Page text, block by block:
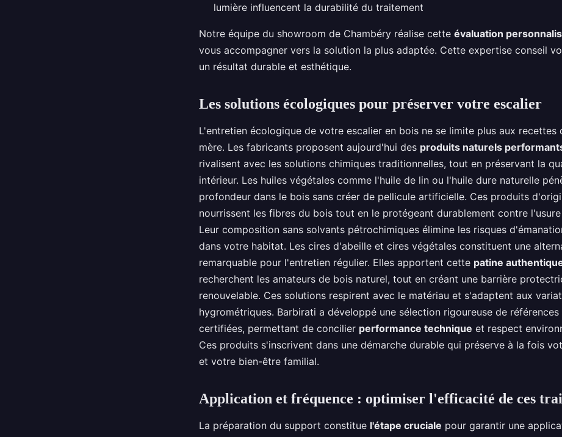
lumière influencent la durabilité du traitement
Notre équipe du showroom de Chambéry réalise cette évaluation
vous accompagner vers la solution la plus adaptée. Cette expertise conseil
un résultat durable et esthétique.
Les solutions écologiques pour préserver votre escalier
L'entretien écologique de votre escalier en bois ne se limite plus aux recettes
mère. Les fabricants proposent aujourd'hui des produits naturels
rivalisent avec les solutions chimiques traditionnelles, tout en préservant la
intérieur. Les huiles végétales comme l'huile de lin ou l'huile dure naturelle
profondeur dans le bois sans créer de pellicule artificielle. Ces produits
nourrissent les fibres du bois tout en le protégeant durablement contre
Leur composition sans solvants pétrochimiques élimine les risques
dans votre habitat. Les cires d'abeille et cires végétales constituent une
remarquable pour l'entretien régulier. Elles apportent cette patine
recherchent les amateurs de bois naturel, tout en créant une barrière
renouvelable. Ces solutions respirent avec le matériau et s'adaptent aux
hygrométriques. Barbirati a développé une sélection rigoureuse de
certifiées, permettant de concilier performance technique et respect
Ces produits s'inscrivent dans une démarche durable qui préserve à la fois
et votre bien-être familial.
Application et fréquence : optimiser l'efficacité de ces
La préparation du support constitue l'étape cruciale pour garantir une